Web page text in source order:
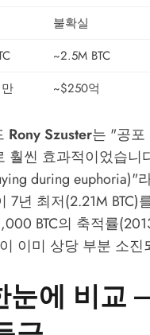
불확실
~2.5M BTC
~$250억
Rony Szuster는 "공포
씬 효과적이었습니
during euphoria)"
7년 최저(2.21M
BTC의 축적률
이미 상당 부분 소
에 비교